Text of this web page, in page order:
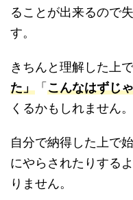
ることが出来るので
す。
きちんと理解した上
た」 「 こんなはずじ
くるかもしれません。
自分で納得した上で
にやらされたりする
りません。